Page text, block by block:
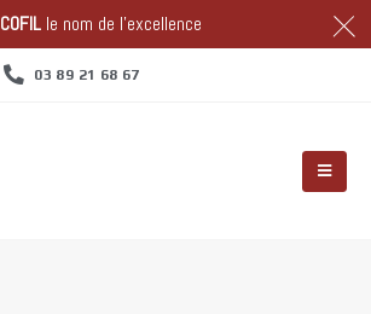
COFILle nom de l'excellence
03 89 21 68 67